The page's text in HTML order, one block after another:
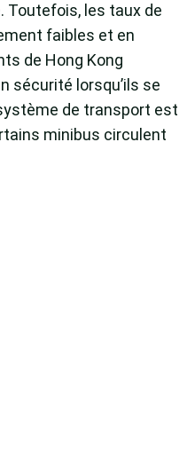
Toutefois, les taux de
faibles et en
de Hong Kong
sécurité lorsqu’ils se
de transport est
minibus circulent